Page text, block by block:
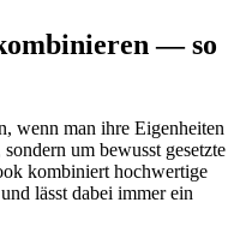
— so
wenn man ihre Eigenheiten
um bewusst gesetzte
kombiniert hochwertige
lässt dabei immer ein